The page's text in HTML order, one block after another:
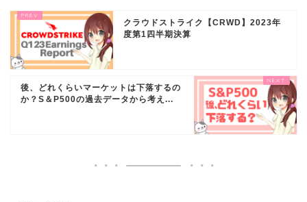
クラウドストライク【CRWD】2023年
度第1四半期決算
後、どれくらいマーケットは下落するの
か？S＆P500の過去データから考え...